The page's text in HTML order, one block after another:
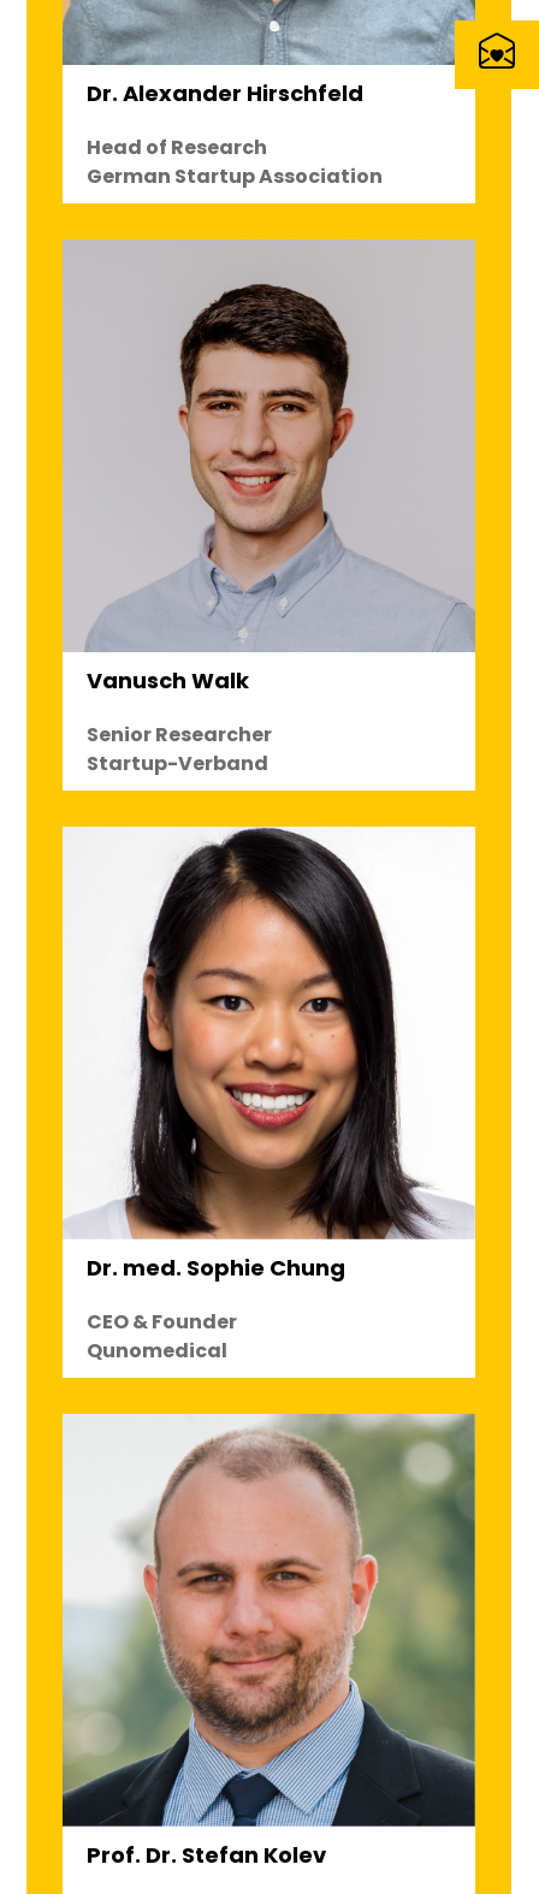
Dr. Alexander Hirschfeld
Head of Research
German Startup Association
Vanusch Walk
Senior Researcher
Startup-Verband
Dr. med. Sophie Chung
CEO & Founder
Qunomedical
Prof. Dr. Stefan Kolev